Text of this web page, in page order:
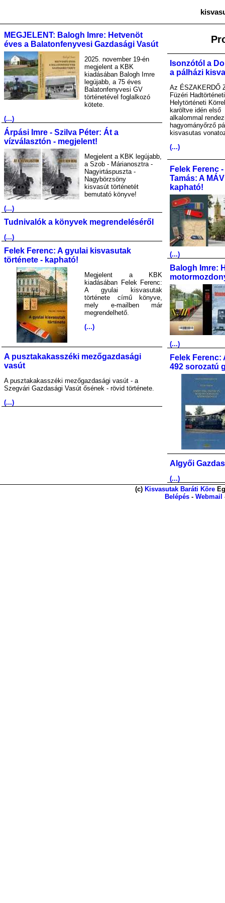
MEGJELENT: Balogh Imre: Hetvenöt
éves a Balatonfenyvesi Gazdasági Vasút
2025. november 19-én
megjelent a KBK
kiadásában Balogh Imre
legújabb, a 75 éves
Balatonfenyvesi GV
történetével foglalkozó
kötete.
(...)
Árpási Imre - Szilva Péter: Át a
vízválasztón - megjelent!
Megjelent a KBK legújabb,
a Szob - Márianosztra -
Nagyirtáspuszta -
Nagybörzsöny
kisvasút történetét
bemutató könyve!
(...)
Tudnivalók a könyvek megrendeléséről
(...)
Felek Ferenc: A gyulai kisvasutak
története - kapható!
Megjelent a KBK
kiadásában Felek Ferenc:
A gyulai kisvasutak
története című könyve,
mely e-mailben már
megrendelhető.
(...)
A pusztakakasszéki mezőgazdasági
vasút
A pusztakakasszéki mezőgazdasági vasút - a
Szegvári Gazdasági Vasút ősének - rövid története.
(...)
Isonzótól a
a pálházi
Az ÉSZAKERDŐ
Füzéri
Helytörténeti Körrel
karöltve idén első
alkalommal
hagyományőrző
kisvasutas
(...)
Felek Ferenc
Tamás: A
kapható!
(...)
Balogh Imre:
(...)
Felek Ferenc:
492 sorozatú
Algyői
(...)
(c) Kisvasutak Baráti Köre
Belépés - Webmail